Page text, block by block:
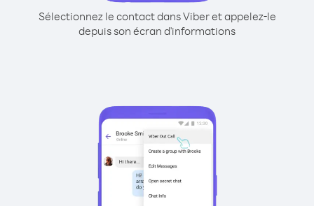
Sélectionnez le contact dans Viber et appelez-le
depuis son écran d'informations